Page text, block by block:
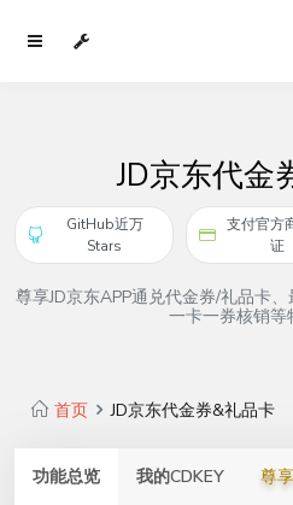
JD京东代金
GitHub近万
Stars
支付官方
证
尊享JD京东APP通兑代金券/礼品卡
一卡一券核销等
首页 JD京东代金券&礼品卡
功能总览 我的CDKEY 尊